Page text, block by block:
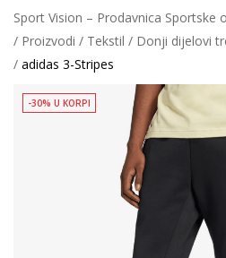
Sport Vision – Prodavnica Sportske
Proizvodi
Tekstil Donji dijelovi
adidas 3-Stripes
-30% U KORPI